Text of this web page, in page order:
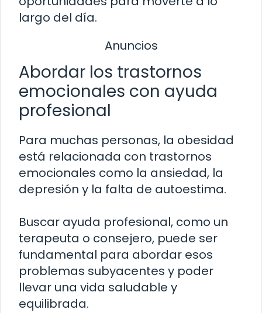
largo del día.
Anuncios
Abordar los trastornos
emocionales con ayuda
profesional
Para muchas personas, la obesidad
está relacionada con trastornos
emocionales como la ansiedad, la
depresión y la falta de autoestima.
Buscar ayuda profesional, como un
terapeuta o consejero, puede ser
fundamental para abordar esos
problemas subyacentes y poder
llevar una vida saludable y
equilibrada.